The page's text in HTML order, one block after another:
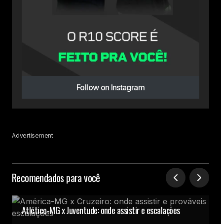
Follow on Instagram
Advertisement
Recomendados para você
Atlético-MG x Juventude: onde assistir e escalações